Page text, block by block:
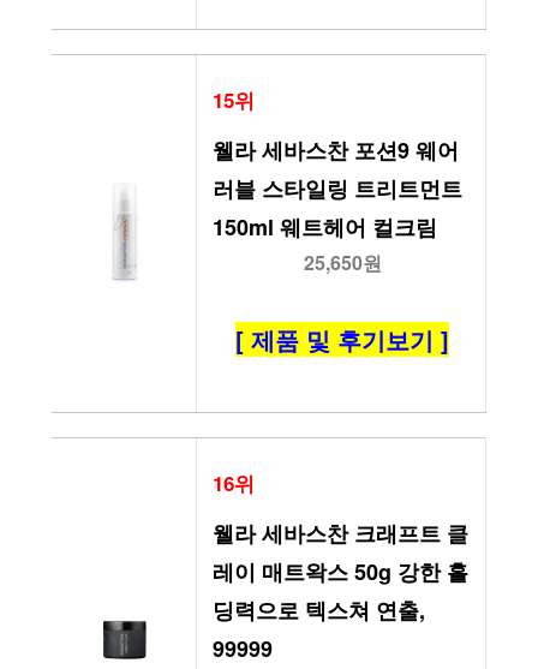
15위
웰라 세바스찬 포션9 웨어
러블 스타일링 트리트먼트
150ml 웨트헤어 컬크림
25,650원
[ 제품 및 후기보기 ]
16위
웰라 세바스찬 크래프트 클
레이 매트왁스 50g 강한 홀
딩력으로 텍스쳐 연출,
99999